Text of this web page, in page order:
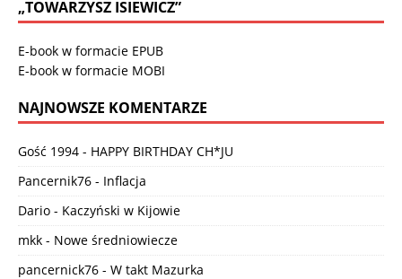
„TOWARZYSZ ISIEWICZ”
E-book w formacie EPUB
E-book w formacie MOBI
NAJNOWSZE KOMENTARZE
Gość 1994 - HAPPY BIRTHDAY CH*JU
Pancernik76 - Inflacja
Dario - Kaczyński w Kijowie
mkk - Nowe średniowiecze
pancernick76 - W takt Mazurka